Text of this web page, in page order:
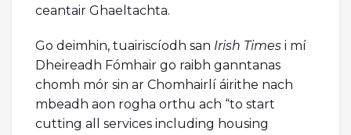
ceantair Ghaeltachta.
Go deimhin, tuairiscíodh san Irish Times i mí
Dheireadh Fómhair go raibh ganntanas
chomh mór sin ar Chomhairlí áirithe nach
mbeadh aon rogha orthu ach “to start
cutting all services including housing